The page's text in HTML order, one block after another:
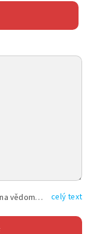
Vyplněním shora uvedených údajů beru na vědomí, že společnost TEXT FACTORY s.r.o., sídlem Brno, Durďákova 336/29, Černá Pole, PSČ: 613 00, IČ: 06157831, zapsané u Krajského soudu v Brně, oddíl C, vložka 100399, bude zpracovávat mé osobní údaje uvedené v rámci mnou vyplněného registračního formuláře na základě oprávněných zájmů TEXT FACTORY s.r.o. dle čl. 6 odst. 1 písm. f) GDPR a pro splnění právních povinností (čl. 6 odst. 1 písm. c) GDPR), a to pro tyto účely: nezbytnost zajistit oprávnění návštěvníka webových stránek provozovaných společností TEXT FACTORY s.r.o. přispívat aktivně ke zveřejněným článkům nebo v rámci diskusních fór a výkon práv TEXT FACTORY s.r.o. jako administrátora těchto diskusních fór. Více informací o zpracování osobních údajů a právech lze nalézt v celý text